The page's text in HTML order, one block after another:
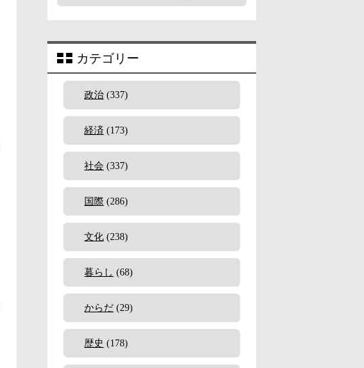
カテゴリー
政治 (337)
経済 (173)
社会 (337)
国際 (286)
文化 (238)
暮らし (68)
からだ (29)
歴史 (178)